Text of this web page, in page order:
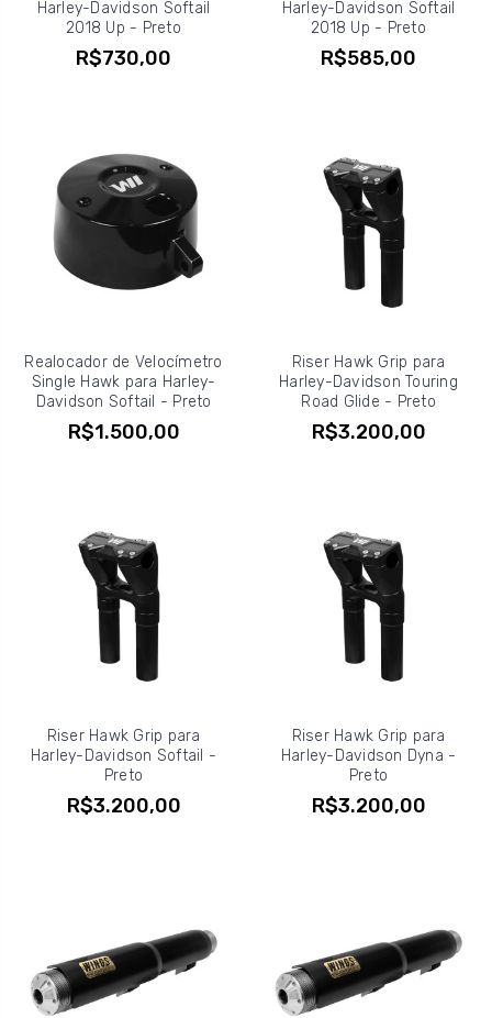
Harley-Davidson Softail
2018 Up - Preto
R$730,00
Harley-Davidson Softail
2018 Up - Preto
R$585,00
Realocador de Velocímetro
Single Hawk para Harley-
Davidson Softail - Preto
R$1.500,00
Riser Hawk Grip para
Harley-Davidson Touring
Road Glide - Preto
R$3.200,00
Riser Hawk Grip para
Harley-Davidson Softail -
Preto
R$3.200,00
Riser Hawk Grip para
Harley-Davidson Dyna -
Preto
R$3.200,00